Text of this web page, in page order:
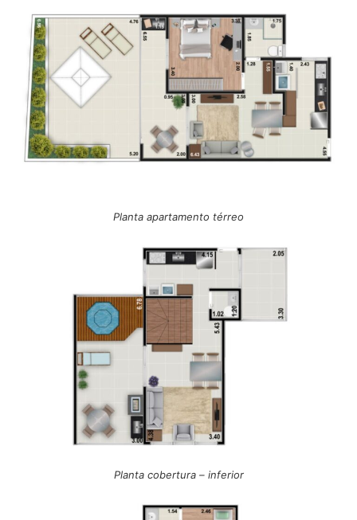
Planta apartamento térreo
Planta cobertura – inferior